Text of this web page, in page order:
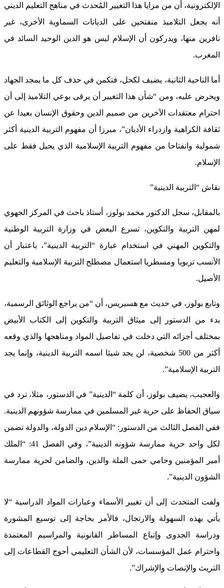
الإلكترونية، أن من مزايا هذا التغيير المُحدث في مناهج التعليم الديني
أنه يجعل التلاميذ منفتحين على الديانات السماوية الأخرى، غير
نافرين منها، ويدركون أن الإسلام ليس هو الدين الوحيد السائد في
المغرب.
أما الناحية الثانية، يضيف لكحل، فتكمن في حذف كل ما يمجد الجهاد
ويحرض عليه، ومن “شأن هذا التغيير أن يرقى بوعي التلاميذ إلى أن
احترام معتقدات الآخرين من صميم الدين وحقوق الإنسان بعيدا عن
ثقافة الكراهية وازدراء الأديان”، مبرزا أن مفهوم التربية الدينية أكثر
شمولية وانفتاحا من مفهوم التربية الإسلامية الذي يحيل فقط على
الإسلام.
نقاش “التربية الدينية”
بالمقابل، سجل الدكتور محمد بولوز، أستاذ باحث في المركز الجهوي
لمهن التربية والتكوين، تسرع البعض في وزارة التربية الوطنية
والتكوين المهني في استخدام عبارة “التربية الدينية”، باعتبار أن
الأنسب تربويا ومسطريا استعمال مصطلح التربية الإسلامية والتعليم
الأصيل.
وتابع بولوز، في حديث مع هسبريس، أن “من يراجع الوثائق الرسمية،
بدء من الدستور إلى ميثاق التربية والتكوين إلى الكتاب الأبيض
بمختلف أجزائه التي دخلت في تفاصيل المواد ومناهجها والذي وقعه
أكثر من 500 شخصية، لن يجد شيئا اسمه التربية الدينية، وإنما يجد
التربية الإسلامية”.
والعجيب، يضيف بولوز، أن كلمة “الدينية” في الدستور، مثلا، ترد في
سياق الحفاظ على حرية غير المسلمين في ممارسة شؤونهم الدينية.
ففي الفصل الثالث من الدستور: “الإسلام دين الدولة، والدولة تضمن
لكل واحد حرية ممارسة شؤونه الدينية”، وفي الفصل 41: “الملك
أمير المؤمنين وحامي حمى الملة والدين، والضامن لحرية ممارسة
الشؤون الدينية”.
ولفت المتحدث إلى أن تغيير الأسماء وعبارات المواد الدراسية “لا
يأتي بهذه السهولة والارتجال، فالأمر بحاجة إلى توسيع المشورة
ودراسة الجدوى وإتباع المساطر القانونية والمراسيم المعتمدة
واحترام عمل المؤسسات، لأن الشأن التعليمي أحوج القطاعات إلى
التريث والإنصات والإشراك”.